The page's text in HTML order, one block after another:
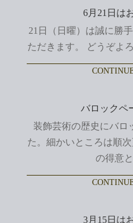
6月21日は
21日（日曜）は誠に勝
ただきます。 どうぞよ
バロックペ
装飾芸術の歴史にバロ
た。細かいところは順
の得意
3月15日は